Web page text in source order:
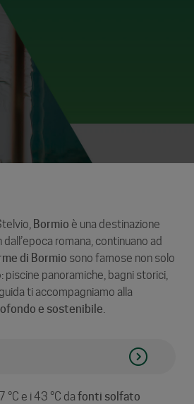
Bormio è una destinazione
dall’epoca romana, continuano ad
di Bormio sono famose non solo
piscine panoramiche, bagni storici,
guida ti accompagniamo alla
e sostenibile
°C e i 43 °C dafonti solfato